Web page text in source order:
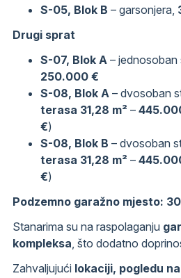
S-05, Blok B – garsonjera,
Drugi sprat
S-07, Blok A – jednosoban
250.000 €
S-08, Blok A – dvosoban
terasa 31,28 m² –
€)
S-08, Blok B – dvosoban
terasa 31,28 m² –
€)
Podzemno garažno mjesto:
Stanarima su na raspolaganju
kompleksa , što dodatno
Zahvaljujući lokaciji, pogledu